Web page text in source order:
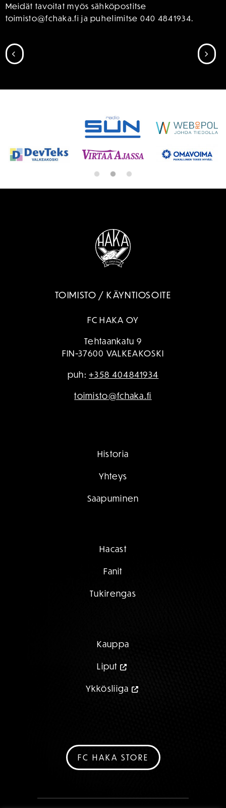
Meidät tavoitat myös sähköpostitse
toimisto@fchaka.fi ja puhelimitse 040 4841934.
SIIRRY EDELLISEEN
TOIMISTO / KÄYNTIOSOITE
FC HAKA OY
Tehtaankatu 9
FIN-37600 VALKEAKOSKI
puh:+358 404841934
toimisto@fchaka.fi
Historia
Yhteys
Saapuminen
Hacast
Fanit
Tukirengas
Kauppa
Liput
Ykkösliiga
FC HAKA STORE